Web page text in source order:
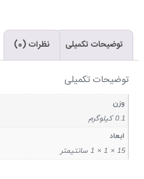
توضیحات تکمیلی نظرات (0)
توضیحات تکمیلی
وزن
0.1 کیلوگرم
ابعاد
15 × 1 × 1 سانتیمتر